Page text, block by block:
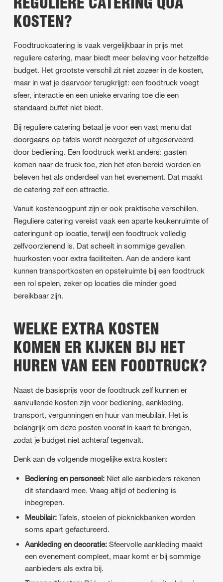
REGULIERE CATERING QUA
KOSTEN?
Foodtruckcatering is vaak vergelijkbaar in prijs met
reguliere catering, maar biedt meer beleving voor hetzelfde
budget. Het grootste verschil zit niet zozeer in de kosten,
maar in wat je daarvoor terugkrijgt: een foodtruck voegt
sfeer, interactie en een unieke ervaring toe die een
standaard buffet niet biedt.
Bij reguliere catering betaal je voor een vast menu dat
doorgaans op tafels wordt neergezet of uitgeserveerd
door bediening. Een foodtruck werkt anders: gasten
komen naar de truck toe, zien het eten bereid worden en
beleven het als onderdeel van het evenement. Dat maakt
de catering zelf een attractie.
Vanuit kostenoogpunt zijn er ook praktische verschillen.
Reguliere catering vereist vaak een aparte keukenruimte of
cateringunit op locatie, terwijl een foodtruck volledig
zelfvoorzienend is. Dat scheelt in sommige gevallen
huurkosten voor extra faciliteiten. Aan de andere kant
kunnen transportkosten en opstelruimte bij een foodtruck
een rol spelen, zeker op locaties die minder goed
bereikbaar zijn.
WELKE EXTRA KOSTEN
KOMEN ER KIJKEN BIJ HET
HUREN VAN EEN FOODTRUCK?
Naast de basisprijs voor de foodtruck zelf kunnen er
aanvullende kosten zijn voor bediening, aankleding,
transport, vergunningen en huur van meubilair. Het is
belangrijk om deze posten vooraf in kaart te brengen,
zodat je budget niet achteraf tegenvalt.
Denk aan de volgende mogelijke extra kosten:
Bediening en personeel:Niet alle aanbieders rekenen
dit standaard mee. Vraag altijd of bediening is
inbegrepen.
Meubilair:Tafels, stoelen of picknickbanken worden
soms apart gefactureerd.
Aankleding en decoratie:Sfeervolle aankleding maakt
een evenement compleet, maar komt er bij sommige
aanbieders als extra bij.